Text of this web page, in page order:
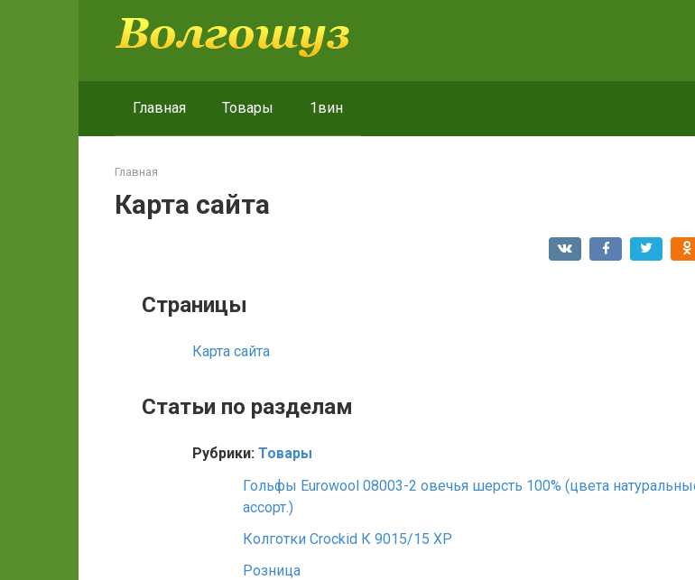
Главная Товары 1вин
Главная
Карта сайта
Страницы
Карта сайта
Статьи по разделам
Рубрики: Товары
Гольфы Eurowool 08003-2 овечья шерсть 100% (цвета
ассорт.)
Колготки Crockid К 9015/15 ХР
Розница